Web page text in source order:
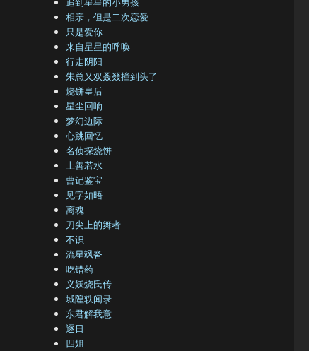
相亲，但是二次恋爱
只是爱你
来自星星的呼唤
行走阴阳
朱总又双叒叕撞到头了
烧饼皇后
星尘回响
梦幻边际
心跳回忆
名侦探烧饼
上善若水
曹记鉴宝
见字如晤
离魂
刀尖上的舞者
不识
流星飒沓
吃错药
义妖烧氏传
城隍轶闻录
东君解我意
逐日
四姐